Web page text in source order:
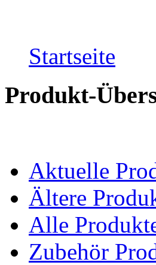
Startseite
Produkt-
Aktuelle
Ältere
Alle
Zubehör